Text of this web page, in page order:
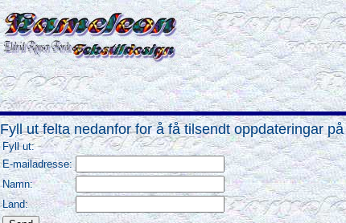
Fyll ut felta nedanfor for å få tilsendt oppdateringar
Fyll ut:
E-mailadresse:
Namn:
Land: